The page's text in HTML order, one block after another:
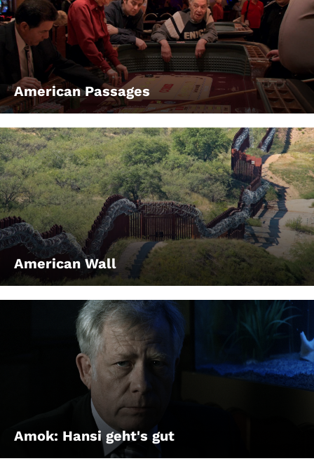
American Passages
American Wall
Amok: Hansi geht's gut